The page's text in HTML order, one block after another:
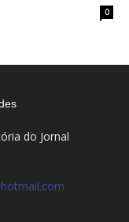
0
do Jornal